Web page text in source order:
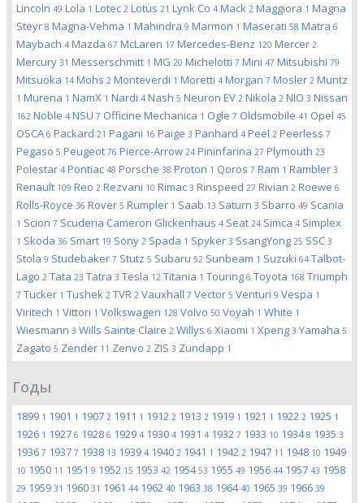
Lincoln 49 Lola 1 Lotec 2 Lotus 21 Lynk Co 4 Mack 2 Maggiora 1 Magna
Steyr 8 Magna-Vehma 1 Mahindra 9 Marmon 1 Maserati 58 Matra 6
Maybach 4 Mazda 67 McLaren 17 Mercedes-Benz 120 Mercer 2
Mercury 31 Messerschmitt 1 MG 20 Michelotti 7 Mini 47 Mitsubishi 79
Mitsuoka 14 Mohs 2 Monteverdi 1 Moretti 4 Morgan 7 Mosler 2 Muntz
1 Murena 1 NamX 1 Nardi 4 Nash 5 Neuron EV 2 Nikola 2 NIO 3 Nissan
162 Noble 4 NSU 7 Officine Mechanica 1 Ogle 7 Oldsmobile 41 Opel 45
OSCA 6 Packard 21 Pagani 16 Paige 3 Panhard 4 Peel 2 Peerless 7
Pegaso 5 Peugeot 76 Pierce-Arrow 24 Pininfarina 27 Plymouth 23
Polestar 4 Pontiac 48 Porsche 38 Proton 1 Qoros 7 Ram 1 Rambler 3
Renault 109 Reo 2 Rezvani 10 Rimac 3 Rinspeed 27 Rivian 2 Roewe 6
Rolls-Royce 36 Rover 5 Rumpler 1 Saab 13 Saturn 3 Sbarro 49 Scania
1 Scion 7 Scuderia Cameron Glickenhaus 4 Seat 24 Simca 4 Simplex
1 Skoda 36 Smart 19 Sony 2 Spada 1 Spyker 3 SsangYong 25 SSC 3
Stola 9 Studebaker 7 Stutz 5 Subaru 52 Sunbeam 1 Suzuki 64 Talbot-
Lago 2 Tata 23 Tatra 3 Tesla 12 Titania 1 Touring 6 Toyota 168 Triumph
7 Tucker 1 Tushek 2 TVR 2 Vauxhall 7 Vector 5 Venturi 9 Vespa 1
Viritech 1 Vittori 1 Volkswagen 128 Volvo 50 Voyah 1 White 1
Wiesmann 3 Wills Sainte Claire 2 Willys 6 Xiaomi 1 Xpeng 3 Yamaha 5
Zagato 5 Zender 11 Zenvo 2 ZIS 3 Zundapp 1
Годы
1899 1 1901 1 1907 2 1911 1 1912 2 1913 2 1919 1 1921 1 1922 2 1925 1
1926 1 1927 6 1928 6 1929 4 1930 4 1931 4 1932 7 1933 10 19348 1935 3
1936 7 1937 7 1938 13 1939 4 1940 2 1941 1 1942 2 1947 11 1948 10 1949
10 1950 11 1951 9 1952 15 1953 42 195453 1955 49 1956 44 1957 43 1958
29 1959 31 1960 31 1961 44 1962 40 1963 38 196440 1965 39 1966 39